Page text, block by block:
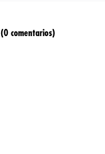
(0 comentarios)